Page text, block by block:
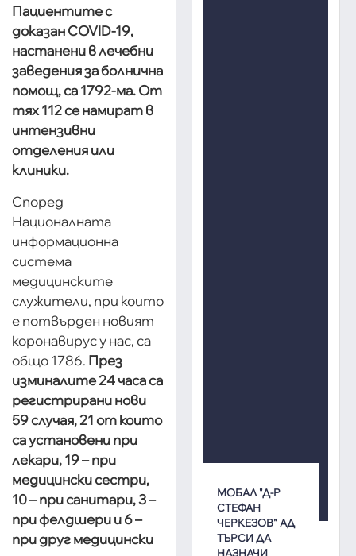
Пациентите с
доказан COVID-19,
настанени в лечебни
заведения за болнична
помощ, са 1792-ма. От
тях 112 се намират в
интензивни
отделения или
клиники.
Според
Националната
информационна
система
медицинските
служители, при които
е потвърден новият
коронавирус у нас, са
общо 1786. През
изминалите 24 часа са
регистрирани нови
59 случая, 21 от които
са установени при
лекари, 19 – при
медицински сестри,
10 – при санитари, 3 –
при фелдшери и 6 –
при друг медицински
МОБАЛ "Д-Р
СТЕФАН
ЧЕРКЕЗОВ" АД
ТЪРСИ ДА
НАЗНАЧИ